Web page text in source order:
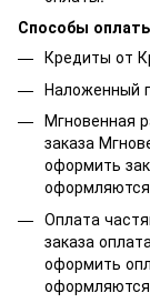
Способы
Кредиты от
Наложенный
Мгновенная
заказа
оформить
оформляются
Оплата
заказа
оформить